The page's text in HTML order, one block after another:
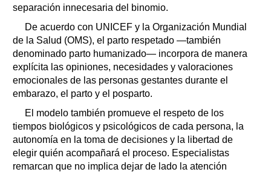
separación innecesaria del binomio.
De acuerdo con UNICEF y la Organización Mundial
de la Salud (OMS), el parto respetado —también
denominado parto humanizado— incorpora de manera
explícita las opiniones, necesidades y valoraciones
emocionales de las personas gestantes durante el
embarazo, el parto y el posparto.
El modelo también promueve el respeto de los
tiempos biológicos y psicológicos de cada persona, la
autonomía en la toma de decisiones y la libertad de
elegir quién acompañará el proceso. Especialistas
remarcan que no implica dejar de lado la atención